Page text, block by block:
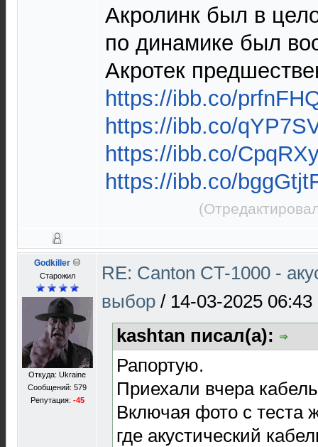
Акролинк был в
по динамике был
Акротек
https://ibb.co/
https://ibb.co/
https://ibb.co/
https://ibb.co/
Godkiller
Старожил
Откуда: Ukraine
Сообщений: 579
Репутация: -45
RE: Canton CT-1000 -
выбор / 14-03-2025 06:43
kashtan писал(а):
Рапортую.
Приехали вчера
Включая фото с теста
где акустический